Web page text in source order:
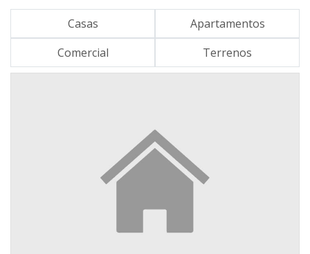
Casas
Apartamentos
Comercial
Terrenos